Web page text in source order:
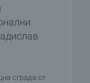
сграда от